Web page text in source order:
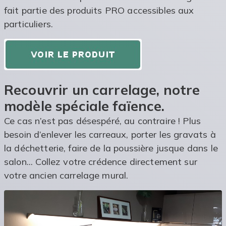
fait partie des produits PRO accessibles aux
particuliers.
Recouvrir un carrelage, notre
modèle spéciale faïence.
Ce cas n’est pas désespéré, au contraire ! Plus
besoin d’enlever les carreaux, porter les gravats à
la déchetterie, faire de la poussière jusque dans le
salon... Collez votre crédence directement sur
votre ancien carrelage mural.